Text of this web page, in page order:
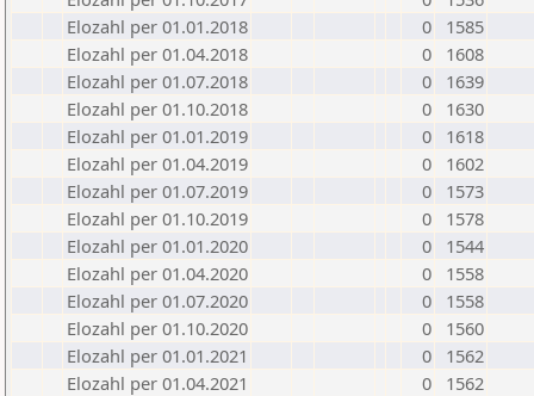
Elozahl per 01.01.2018
0
1585
Elozahl per 01.04.2018
0
1608
Elozahl per 01.07.2018
0
1639
Elozahl per 01.10.2018
0
1630
Elozahl per 01.01.2019
0
1618
Elozahl per 01.04.2019
0
1602
Elozahl per 01.07.2019
0
1573
Elozahl per 01.10.2019
0
1578
Elozahl per 01.01.2020
0
1544
Elozahl per 01.04.2020
0
1558
Elozahl per 01.07.2020
0
1558
Elozahl per 01.10.2020
0
1560
Elozahl per 01.01.2021
0
1562
Elozahl per 01.04.2021
0
1562